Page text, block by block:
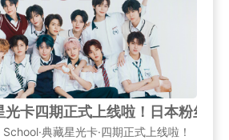
卡四期正式上线啦！日本粉丝如
典藏星光卡·四期正式上线啦！